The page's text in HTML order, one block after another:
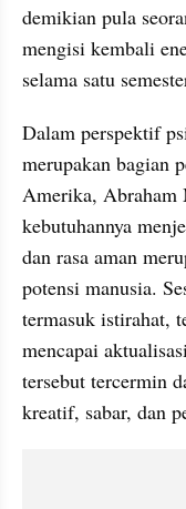
demikian pula
mengisi kembali
selama satu
Dalam perspektif
merupakan bagian
Amerika,
kebutuhannya
dan rasa aman
potensi manusia.
termasuk istirahat,
mencapai
tersebut tercermin
kreatif, sabar, dan